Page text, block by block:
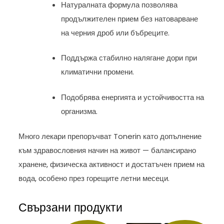
Натуралната формула позволява
продължителен прием без натоварване
на черния дроб или бъбреците.
Поддържа стабилно налягане дори при
климатични промени.
Подобрява енергията и устойчивостта на
организма.
Много лекари препоръчват Tonerin като допълнение
към здравословния начин на живот — балансирано
хранене, физическа активност и достатъчен прием на
вода, особено през горещите летни месеци.
Свързани продукти